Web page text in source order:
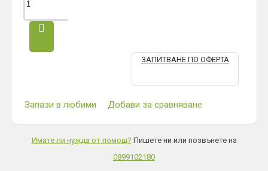
ЗАПИТВАНЕ ПО ОФЕРТА
Запази в любими Добави за сравняване
Имате ли нужда от помощ? Пишете ни или позвънете на
0899102180